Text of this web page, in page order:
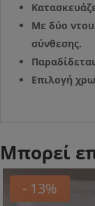
Με δύο
σύνθεσης.
Επιλογή
Μπορεί
- 13%